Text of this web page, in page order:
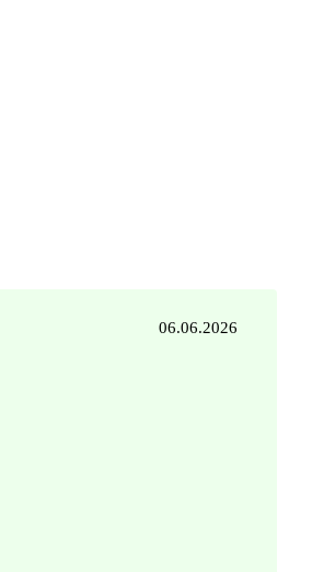
06.06.2026